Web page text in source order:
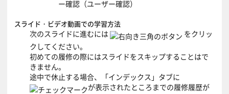
ー確認（ユーザー確認）
スライド・ビデオ動画での学習方法
次のスライドに進むには
をクリッ
クしてください。
初めての履修の際にはスライドをスキップすることはで
きません。
途中で休止する場合、「インデックス」タブに
が表示されたところまでの履修履歴が